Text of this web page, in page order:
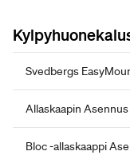
Svedbergs
Allaskaapin Asennus
Bloc -allaskaappi